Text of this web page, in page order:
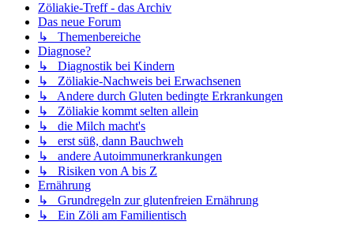
Zöliakie-Treff - das Archiv
Das neue Forum
↳ Themenbereiche
Diagnose?
↳ Diagnostik bei Kindern
↳ Zöliakie-Nachweis bei Erwachsenen
↳ Andere durch Gluten bedingte Erkrankungen
↳ Zöliakie kommt selten allein
↳ die Milch macht's
↳ erst süß, dann Bauchweh
↳ andere Autoimmunerkrankungen
↳ Risiken von A bis Z
Ernährung
↳ Grundregeln zur glutenfreien Ernährung
↳ Ein Zöli am Familientisch